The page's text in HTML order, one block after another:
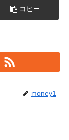
コピー
money1